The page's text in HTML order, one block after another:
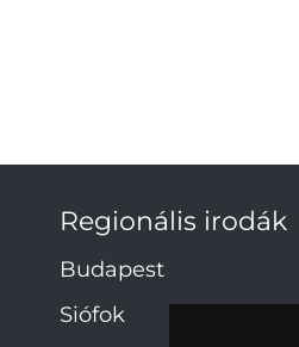
Regionális irodák
Budapest
Siófok